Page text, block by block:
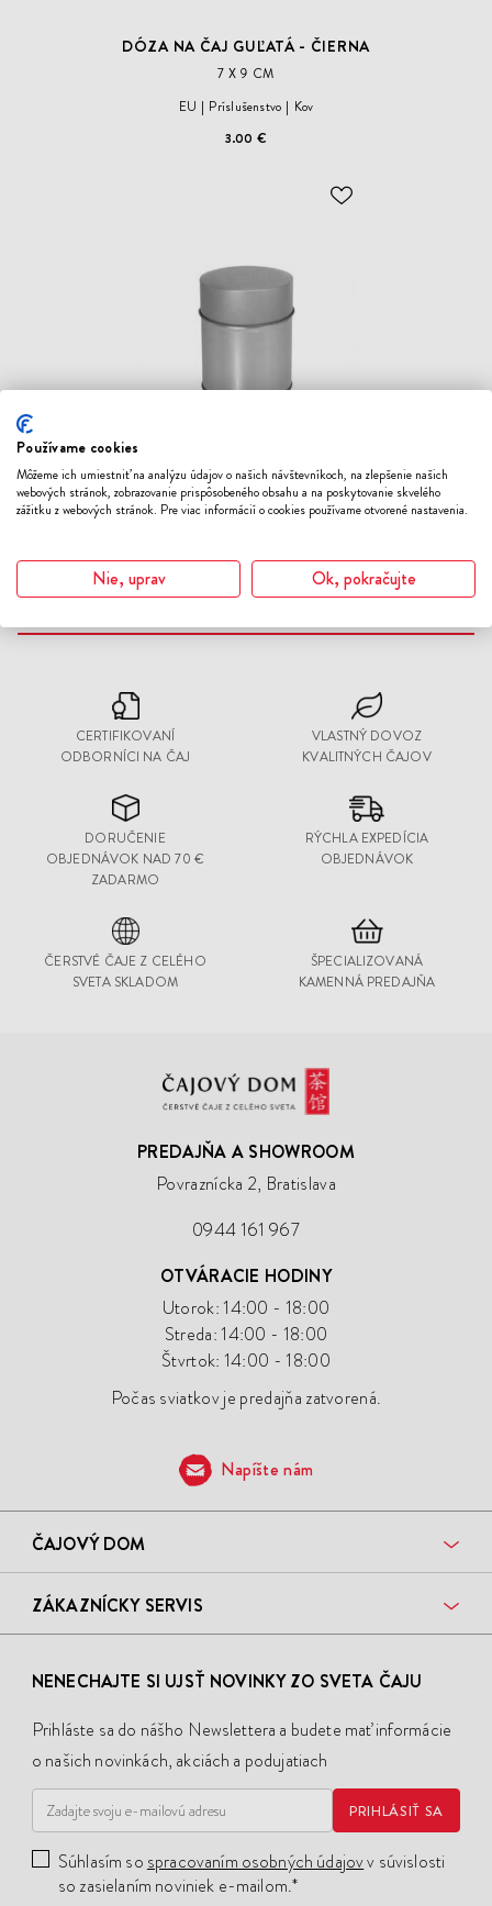
DÓZA NA ČAJ GUĽATÁ - ČIERNA
7 X 9 CM
EU
Príslušenstvo
Kov
3.00 €
ODOBER
STRIEBORNÁ DÓZA NA MATCHU
5.00 €
CERTIFIKOVANÍ
ODBORNÍCI NA ČAJ
VLASTNÝ DOVOZ
KVALITNÝCH ČAJOV
DORUČENIE
OBJEDNÁVOK NAD 70 €
ZADARMO
RÝCHLA EXPEDÍCIA
OBJEDNÁVOK
ČERSTVÉ ČAJE Z CELÉHO
SVETA SKLADOM
ŠPECIALIZOVANÁ
KAMENNÁ PREDAJŇA
Čajový
Dom
PREDAJŇA A SHOWROOM
Povraznícka 2, Bratislava
0944 161 967
OTVÁRACIE HODINY
Utorok: 14:00 - 18:00
Streda: 14:00 - 18:00
Štvrtok: 14:00 - 18:00
Počas sviatkov je predajňa zatvorená.
Napíšte nám
ČAJOVÝ DOM
ZÁKAZNÍCKY SERVIS
NENECHAJTE SI UJSŤ NOVINKY ZO SVETA ČAJU
Prihláste sa do nášho Newslettera a budete mať informácie
o našich novinkách, akciách a podujatiach
PRIHLÁSIŤ SA
Súhlasím so spracovaním osobných údajovv súvislosti
so zasielaním noviniek e-mailom.*
Používame cookies
Môžeme ich umiestniť na analýzu údajov o našich návštevníkoch, na zlepšenie našich
webových stránok, zobrazovanie prispôsobeného obsahu a na poskytovanie skvelého
zážitku z webových stránok. Pre viac informácií o cookies používame otvorené nastavenia.
Nie, uprav Ok, pokračujte